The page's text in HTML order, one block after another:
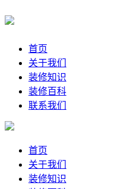
首页
关于我们
装修知识
装修百科
联系我们
首页
关于我们
装修知识